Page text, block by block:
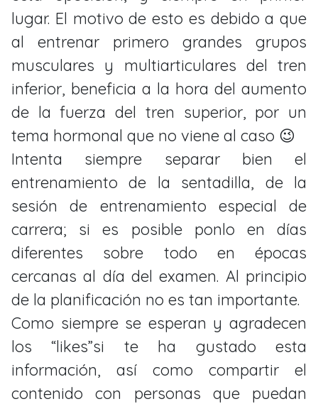
lugar. El motivo de esto es debido a que
al entrenar primero grandes grupos
musculares y multiarticulares del tren
inferior, beneficia a la hora del aumento
de la fuerza del tren superior, por un
tema hormonal que no viene al caso 😉
Intenta siempre separar bien el
entrenamiento de la sentadilla, de la
sesión de entrenamiento especial de
carrera; si es posible ponlo en días
diferentes sobre todo en épocas
cercanas al día del examen. Al principio
de la planificación no es tan importante.
Como siempre se esperan y agradecen
los “likes”si te ha gustado esta
información, así como compartir el
contenido con personas que puedan